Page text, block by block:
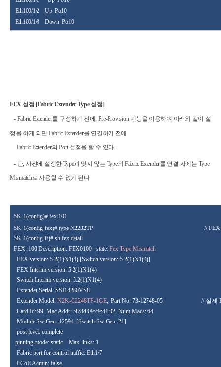
Eth100/1/2
Up Po10
Eth100/1/3
Down Po10
FEX 설정 [Fabric Extender Type설정]
- Fabric Extender를 구성하기 전에, Pre-Provision 기능을 이용하여 아래와 같이 설
정을 하게 되면 Fabric Extender를 연결하기 전에
Fabric Extender의 Port 설정을 할 수 있다. .
- 단, 사전에 설정한 Type과 맞지 않는 Type의 Fabric Extender를 연결 시에는 Type
Mismatch로 사용할 수 없게 된다
5K-1(config)# fex 101
5K-1(config-fex)# type N2232TP
//
5K-1(config-if)# sh fex detail
FEX: 100 Description: FEX0100
state: Fex Type Mismatch
FEX version: 5.2(1)N1(4) [Switch version: 5.2(1)N1(4)]
FEX Interim version: 5.2(1)N1(4)
Switch Interim version: 5.2(1)N1(4)
Extender Serial: SSI14280VS8
Extender Model: N2K-C2248TP-1GE, Part No: 73-12748-05 // 실제
Card Id: 99, Mac Addr: 58:8d:09:c9:41:02, Num Macs: 64
Module Sw Gen: 12594 [Switch Sw Gen: 21]
post level: complete
pinning-mode: static
Max-links: 1
Fabric port for control traffic: Eth1/7
FCoE Admin: false